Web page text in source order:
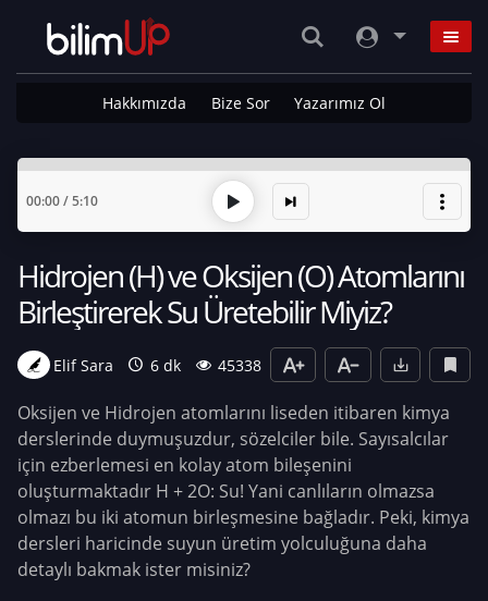
Hakkımızda Bize Sor Yazarımız Ol
00:00/5:10
Hidrojen (H) ve Oksijen (O) Atomlarını
Birleştirerek Su Üretebilir Miyiz?
Elif Sara 6 dk 45338
Oksijen ve Hidrojen atomlarını liseden itibaren kimya
derslerinde duymuşuzdur, sözelciler bile. Sayısalcılar
için ezberlemesi en kolay atom bileşenini
oluşturmaktadır H + 2O: Su! Yani canlıların olmazsa
olmazı bu iki atomun birleşmesine bağladır. Peki, kimya
dersleri haricinde suyun üretim yolculuğuna daha
detaylı bakmak ister misiniz?